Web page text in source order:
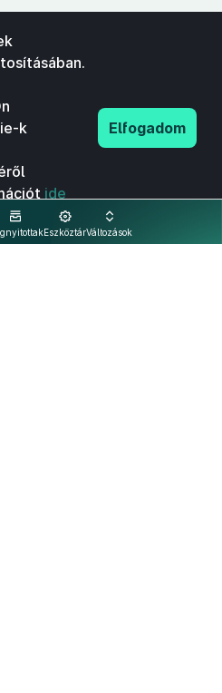
EszköztárVáltozások
k
ide
Elfogadom